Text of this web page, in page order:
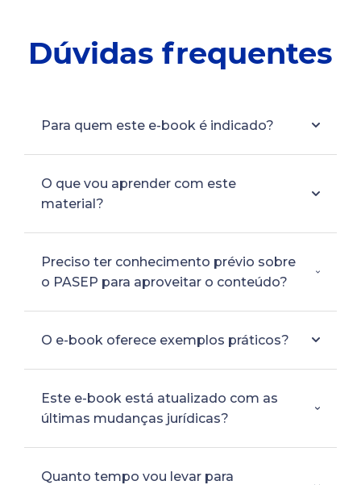
Dúvidas frequentes
Para quem este e-book é indicado?
O que vou aprender com este
material?
Preciso ter conhecimento prévio sobre
o PASEP para aproveitar o conteúdo?
O e-book oferece exemplos práticos?
Este e-book está atualizado com as
últimas mudanças jurídicas?
Quanto tempo vou levar para